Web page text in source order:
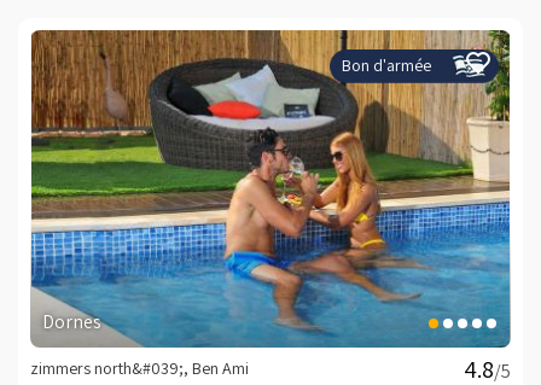
Bon d'armée
Dornes
/5
zimmers north&#039;, Ben Ami